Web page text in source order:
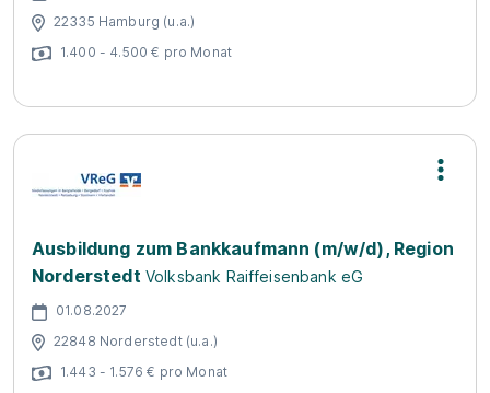
22335 Hamburg (u.a.)
1.400 - 4.500 € pro Monat
Ausbildung zum Bankkaufmann (m/w/d), Region
Norderstedt Volksbank Raiffeisenbank eG
01.08.2027
22848 Norderstedt (u.a.)
1.443 - 1.576 € pro Monat